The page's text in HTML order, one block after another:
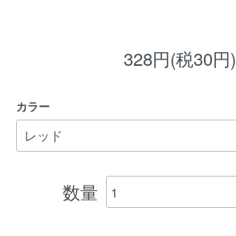
328円(税30円)
カラー
数量